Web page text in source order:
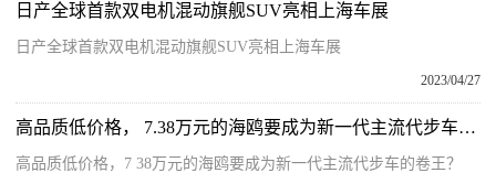
日产全球首款双电机混动旗舰SUV亮相上海车展
日产全球首款双电机混动旗舰SUV亮相上海车展
2023/04/27
高品质低价格， 7.38万元的海鸥要成为新一代主流代步车的卷王？|热头条
高品质低价格，7 38万元的海鸥要成为新一代主流代步车的卷王？